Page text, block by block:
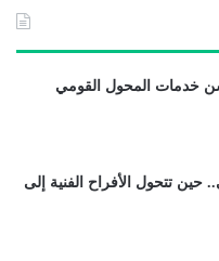
خدمات المحول القومي
تتحول الأفراح الفنية إلى